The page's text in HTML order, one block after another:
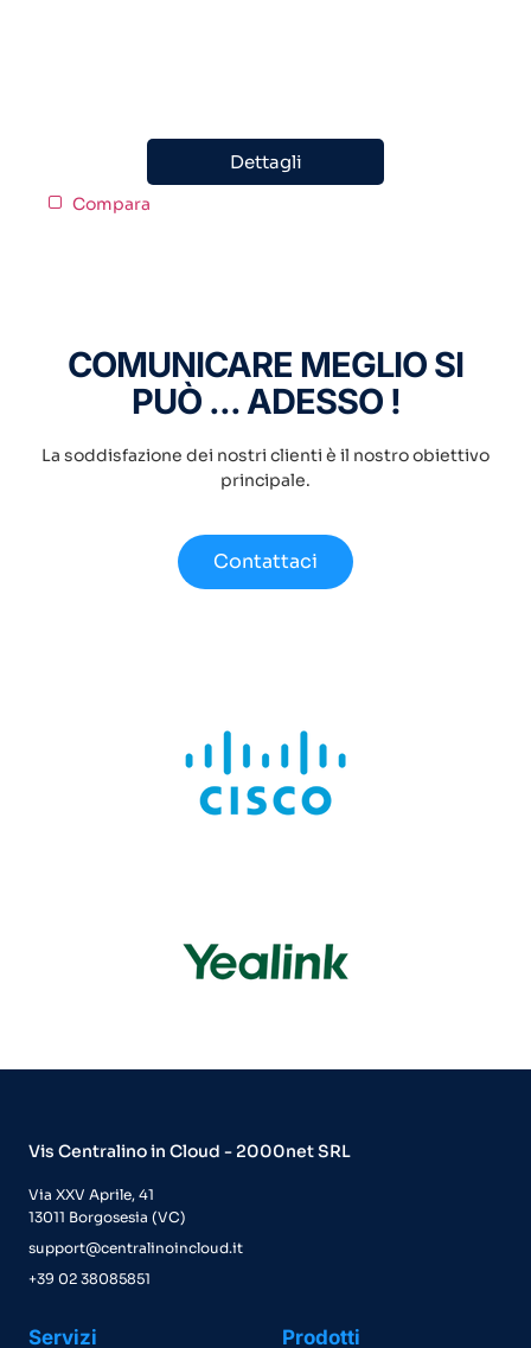
Dettagli
Compara
COMUNICARE MEGLIO SI
PUÒ ... ADESSO !
La soddisfazione dei nostri clienti è il nostro obiettivo
principale.
Contattaci
Vis Centralino in Cloud - 2000net SRL
Via XXV Aprile, 41
13011 Borgosesia (VC)
support@centralinoincloud.it
+39 02 38085851
Servizi Prodotti